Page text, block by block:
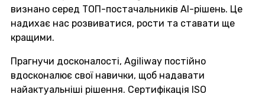
визнано серед ТОП-постачальників AI-рішень. Це
надихає нас розвиватися, рости та ставати ще
кращими.
Прагнучи досконалості, Agiliway постійно
вдосконалює свої навички, щоб надавати
найактуальніші рішення. Сертифікація ISO